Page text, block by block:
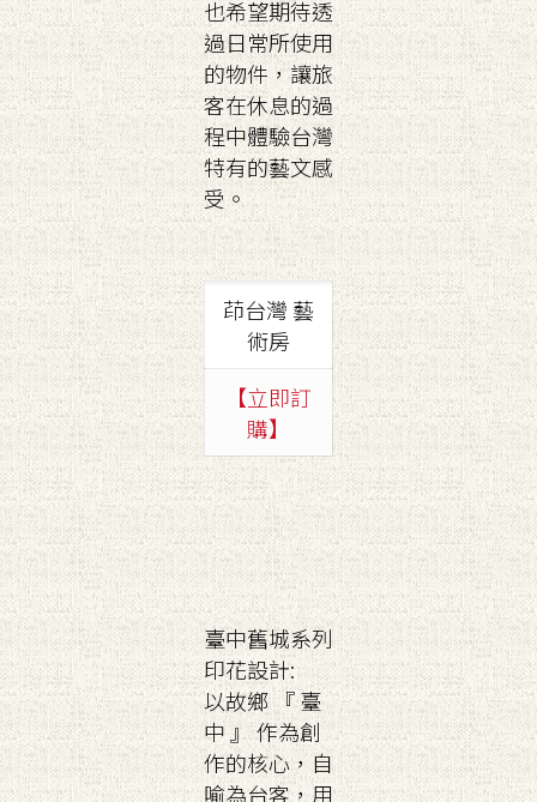
也希望期待透
過日常所使用
的物件，讓旅
客在休息的過
程中體驗台灣
特有的藝文感
受。
茚台灣 藝
術房
【立即訂
購】
臺中舊城系列
印花設計:
以故鄉 『 臺
中 』 作為創
作的核心，自
喻為台客，用